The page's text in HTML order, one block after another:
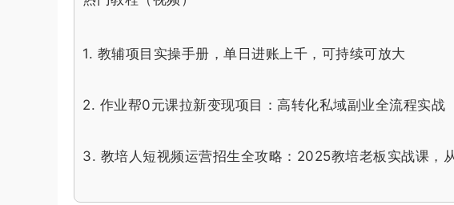
1. 教辅项目实操手册，单日进账上千，可持续可放大
2. 作业帮0元课拉新变现项目：高转化私域副业全流程实战
3. 教培人短视频运营招生全攻略：2025教培老板实战课，